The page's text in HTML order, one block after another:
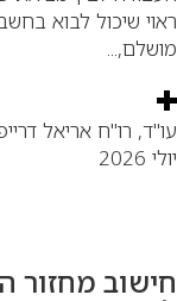
שיכול לבוא
רו"ח אריאל
מחזור